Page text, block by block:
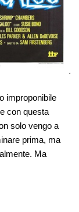
improponibile
con questa
solo vengo a
prima, ma
Ma